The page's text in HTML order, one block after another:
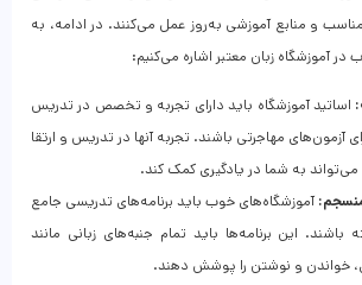
و منابع آموزشی به‌روز عمل می‌کنند. در ادامه، به
آموزشگاه زبان معتبر اشاره می‌کنیم:
اساتید آموزشگاه باید دارای تجربه و تخصص در تدریس
آزمون‌های مهاجرتی باشند. تجربه آنها در تدریس و ارتقا
می‌تواند به شما در یادگیری کمک کند.
آموزشگاه‌های خوب باید برنامه‌های تدریسی جامع
این برنامه‌ها باید تمام جنبه‌های زبانی مانند
خواندن و نوشتن را پوشش دهند.